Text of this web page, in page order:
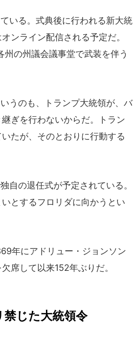
いる。式典後に行われる新大統
ンライン配信される予定だ。
の州議会議事堂で武装を伴う
うのも、トランプ大統領が、バ
ぎを行わないからだ。トラン
たが、そのとおりに行動する
自の退任式が予定されている。
とするフロリダに向かうとい
年にアドリュー・ジョンソン
席して以来152年ぶりだ。
禁じた大統領令